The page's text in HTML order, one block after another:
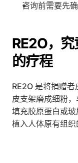
咨询前需要先
RE2O，
的疗程
RE2O 是将捐赠
皮支架磨成细粉
填充胶原蛋白或
植入人体原有组织